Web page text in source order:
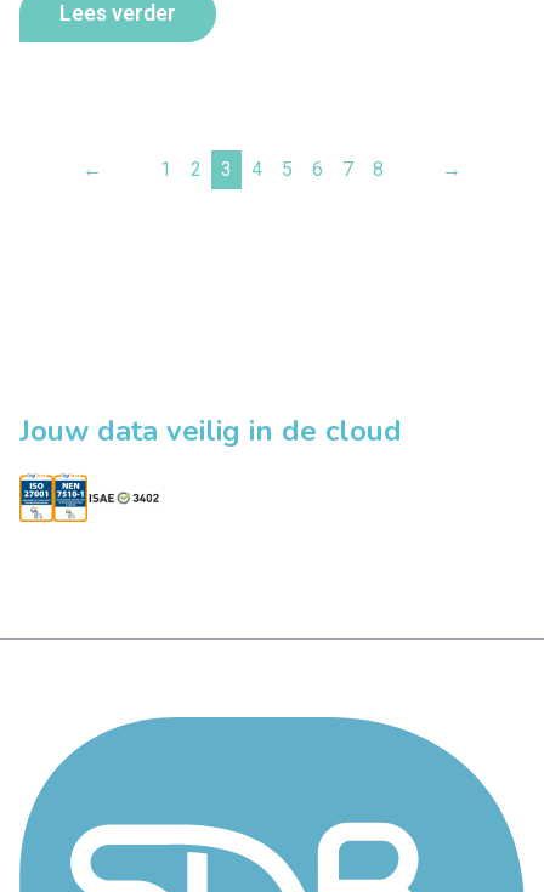
Lees verder
← 1 2 3 4 5 6 7 8 →
Jouw data veilig in de cloud